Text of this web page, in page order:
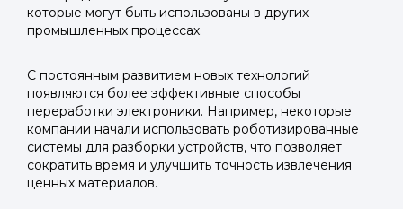
которые могут быть использованы в других
промышленных процессах.
С постоянным развитием новых технологий
появляются более эффективные способы
переработки электроники. Например, некоторые
компании начали использовать роботизированные
системы для разборки устройств, что позволяет
сократить время и улучшить точность извлечения
ценных материалов.